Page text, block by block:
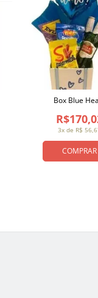
COMPRAR
3x de R$
Box Blue